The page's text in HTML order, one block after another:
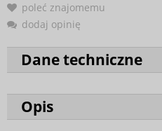
poleć znajomemu
dodaj opinię
Dane techniczne
Opis